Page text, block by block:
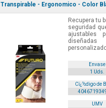
Transpirable - Ergonomico - Color
Recupera tu
seguridad
ajustables
Envase
1 Uds.
Cï¿½digo de
UMV